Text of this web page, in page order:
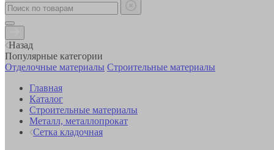
Назад
Популярные категории
Отделочные материалы Строительные материалы
Главная
Каталог
Строительные материалы
Металл, металлопрокат
Сетка кладочная